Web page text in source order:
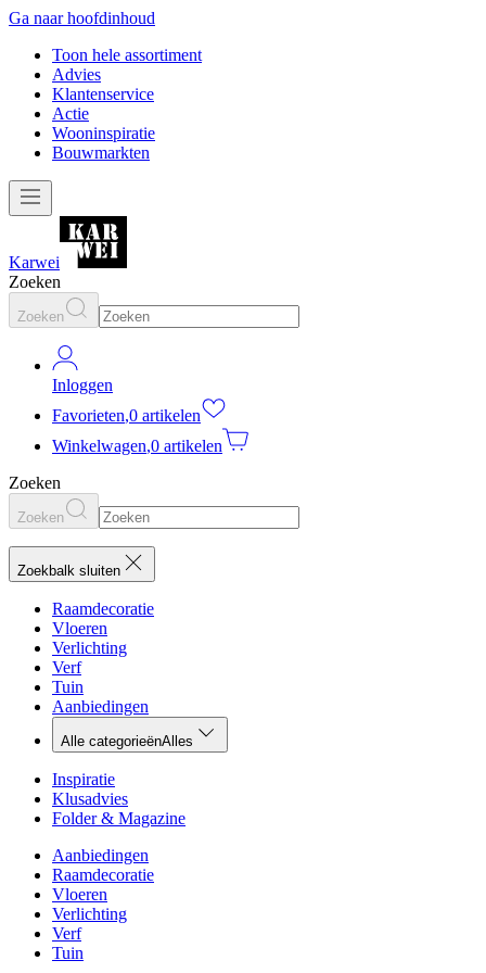
Ga naar hoofdinhoud
Toon hele assortiment
Advies
Klantenservice
Actie
Wooninspiratie
Bouwmarkten
Karwei
Zoeken
Zoeken
Inloggen
Favorieten,0 artikelen
Winkelwagen,0 artikelen
Zoeken
Zoeken
Zoekbalk sluiten
Raamdecoratie
Vloeren
Verlichting
Verf
Tuin
Aanbiedingen
Alle categorieënAlles
Inspiratie
Klusadvies
Folder & Magazine
Aanbiedingen
Raamdecoratie
Vloeren
Verlichting
Verf
Tuin